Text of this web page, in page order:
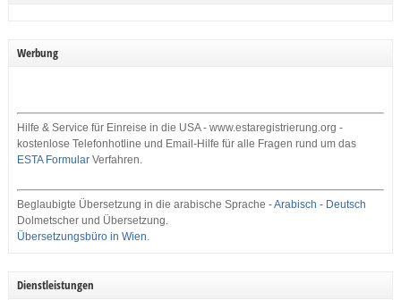
Werbung
Hilfe & Service für Einreise in die USA - www.estaregistrierung.org -
kostenlose Telefonhotline und Email-Hilfe für alle Fragen rund um das
ESTA FormularVerfahren.
Beglaubigte Übersetzung in die arabische Sprache -Arabisch - Deutsch
Dolmetscher und Übersetzung.
Übersetzungsbüro in Wien.
Dienstleistungen